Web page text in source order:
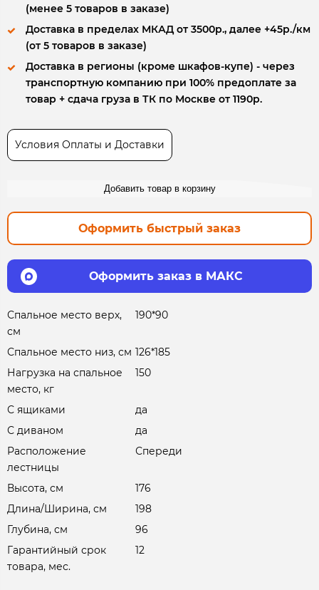
(менее 5 товаров в заказе)
Доставка в пределах МКАД от 3500р., далее +45р./км
(от 5 товаров в заказе)
Доставка в регионы (кроме шкафов-купе) - через
транспортную компанию при 100% предоплате за
товар + сдача груза в ТК по Москве от 1190р.
Условия Оплаты и Доставки
Добавить товар в корзину
Оформить быстрый заказ
Оформить заказ в МАКС
Спальное место верх,
см
190*90
Спальное место низ, см 126*185
Нагрузка на спальное
место, кг
150
С ящиками
да
С диваном
да
Расположение
лестницы
Спереди
Высота, см
176
Длина/Ширина, см
198
Глубина, см
96
Гарантийный срок
товара, мес.
12